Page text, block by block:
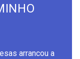
arrancou a